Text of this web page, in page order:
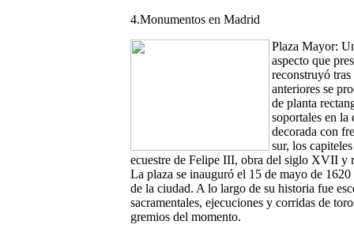
4.Monumentos en Madrid
Plaza Mayor:
aspecto que
reconstruyó
anteriores se
de planta
soportales en la
decorada con
sur, los
ecuestre de Felipe III, obra del siglo XVII y
La plaza se inauguró el 15 de mayo de
de la ciudad. A lo largo de su historia fue
sacramentales, ejecuciones y corridas de
gremios del momento.